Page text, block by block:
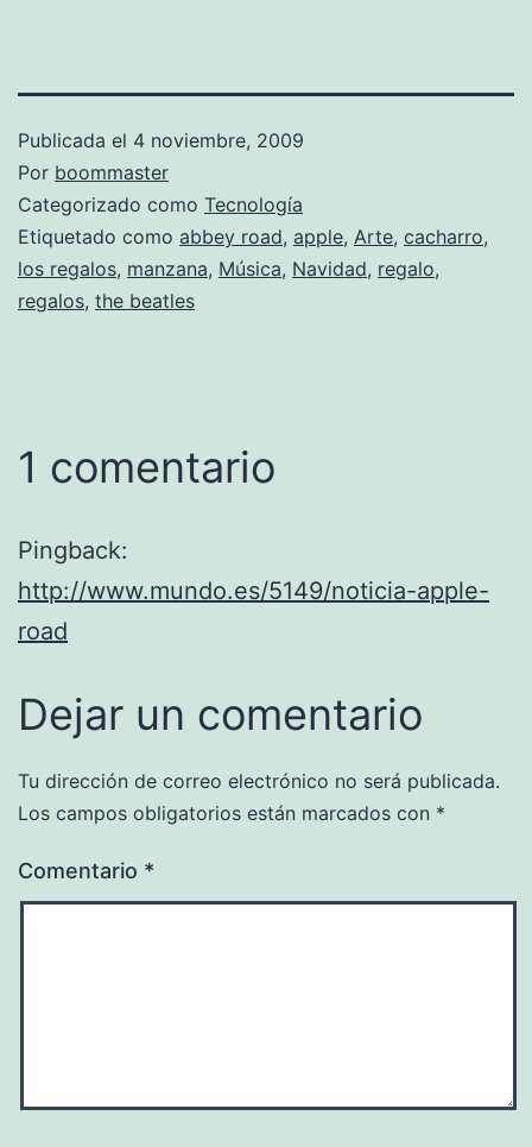
Publicada el 4 noviembre, 2009
Por boommaster
Categorizado como Tecnología
Etiquetado como abbey road, apple, Arte, cacharro,
los regalos, manzana, Música, Navidad, regalo,
regalos, the beatles
1 comentario
Pingback:
http://www.mundo.es/5149/noticia-apple-
road
Dejar un comentario
Tu dirección de correo electrónico no será publicada.
Los campos obligatorios están marcados con *
Comentario *